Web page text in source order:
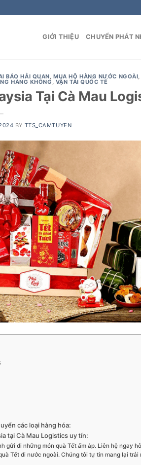
GIỚI THIỆU CHUYỂN PHÁT
BÁO HẢI QUAN,MUA HỘ HÀNG NƯỚC NGOÀI,
HÀNG KHÔNG , VẬN TẢI QUỐC TẾ
Tại Cà Mau
BY TTS_CAMTUYEN
các loại hàng hóa:
tại Cà Mau Logistics uy tín:
gửi đi những món quà Tết ấm áp. Liên hệ ngay
Tết đi nước ngoài. Chúng tôi tự tin mang lại trải